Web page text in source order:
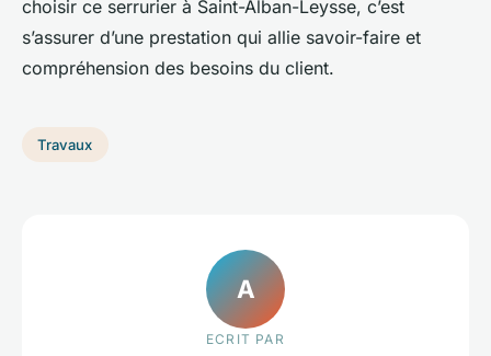
choisir ce serrurier à Saint-Alban-Leysse, c’est
s’assurer d’une prestation qui allie savoir-faire et
compréhension des besoins du client.
Travaux
A
ECRIT PAR